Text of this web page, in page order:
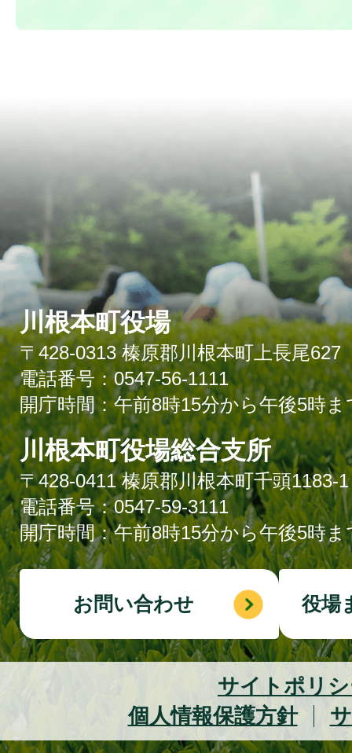
川根本町役場
〒428-0313 榛原郡川根本町上長尾627
電話番号：0547-56-1111
開庁時間：午前8時15分から午後5時ま
川根本町役場総合支所
〒428-0411 榛原郡川根本町千頭1183-1
電話番号：0547-59-3111
開庁時間：午前8時15分から午後5時ま
お問い合わせ 役場
サイトポリ
個人情報保護方針